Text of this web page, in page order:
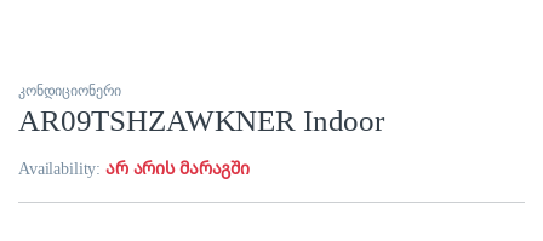
კონდიციონერი
AR09TSHZAWKNER Indoor
Availability:არ არის მარაგში